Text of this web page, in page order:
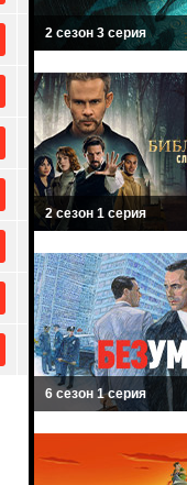
2 сезон 3 серия
2 сезон 1 серия
6 сезон 1 серия